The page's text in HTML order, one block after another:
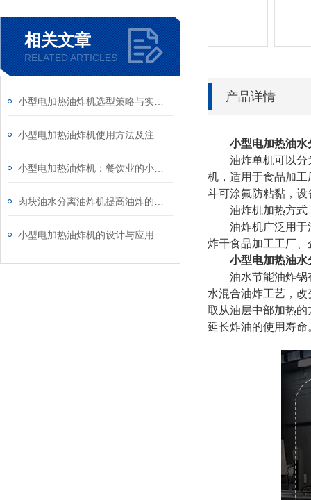
相关文章
RELATED ARTICLES
小型电加热油炸机的设计与应用
产品详情
小型电加热油水
油炸单机可以分为
机，适用于食品加
斗可涂氟防粘黏，
油炸机加热方式：
油炸机广泛用于油
炸干食品加工工厂、
小型电加热油水
油水节能油炸锅有
水混合油炸工艺，
取从油层中部加热
延长炸油的使用寿命